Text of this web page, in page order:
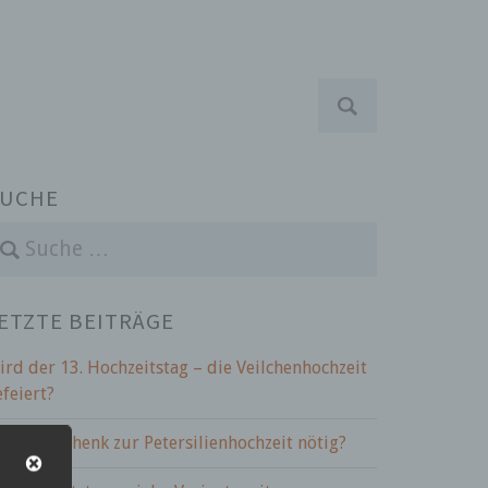
BEITRÄGE
der 13. Hochzeitstag – die Veilchenhochzeit
ein Geschenk zur Petersilienhochzeit nötig?